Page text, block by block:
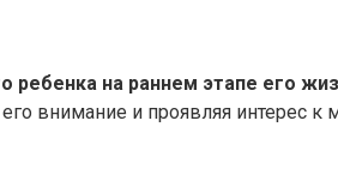
ребенка на раннем этапе его
внимание и проявляя интерес